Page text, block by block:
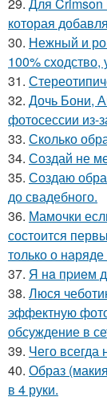
29. Для
которая
30. Нежный и
100%
31.
32. Дочь Бони,
фотосессии из-
33. Сколько
34. Создай не
35. Создаю
до свадебного.
36. Мамочки
состоится
только о
37. Я нa пpиeм
38. Люся
эффектную
обсуждение в
39. Чего всегда
40. Образ
в 4 руки.